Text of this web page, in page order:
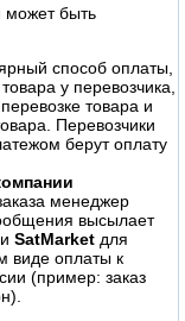
может быть
способ оплаты,
у перевозчика,
товара и
Перевозчики
берут оплату
менеджер
высылает
SatMarket для
виде оплаты к
(пример: заказ